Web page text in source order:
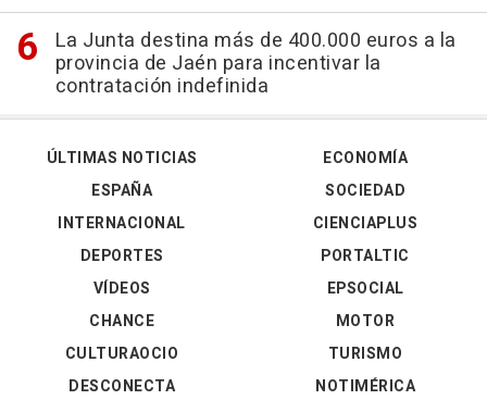
La Junta destina más de 400.000 euros a la
provincia de Jaén para incentivar la
contratación indefinida
ÚLTIMAS NOTICIAS
ESPAÑA
INTERNACIONAL
DEPORTES
VÍDEOS
ECONOMÍA
SOCIEDAD
CIENCIAPLUS
PORTALTIC
EPSOCIAL
CHANCE
CULTURAOCIO
DESCONECTA
MOTOR
TURISMO
NOTIMÉRICA